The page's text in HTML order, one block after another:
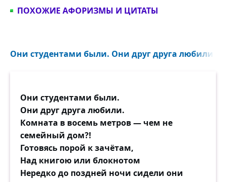
ПОХОЖИЕ АФОРИЗМЫ И ЦИТАТЫ
Они студентами были. Они друг друга любили...
Они студентами были.
Они друг друга любили.
Комната в восемь метров — чем не
семейный дом?!
Готовясь порой к зачётам,
Над книгою или блокнотом
Нередко до поздней ночи сидели они